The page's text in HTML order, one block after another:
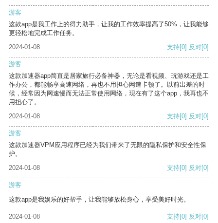
游客
这款app是我工作上的得力助手，让我的工作效率提高了50%，让我能够
更轻松地完成工作任务。
2024-01-08
支持[0] 反对[0]
游客
这款加速器app简直是居家旅行必备神器，无论是看视频、玩游戏还是工
作办公，都能畅享高速网络，再也不用担心网速卡顿了。以前出差的时
候，经常因为网速慢而无法正常使用网络，现在有了这个app，我再也不
用担心了。
2024-01-08
支持[0] 反对[0]
游客
这款加速器VPM应用程序已经为我们带来了无限的隐私保护和安全性保
护。
2024-01-08
支持[0] 反对[0]
游客
这款app是我娱乐的好帮手，让我能够放松身心，享受美好时光。
2024-01-08 支持[0] 反对[0]